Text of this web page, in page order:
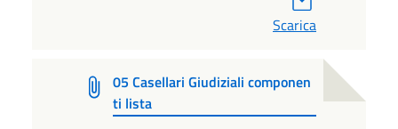
Scarica
05 Casellari Giudiziali componen
ti lista